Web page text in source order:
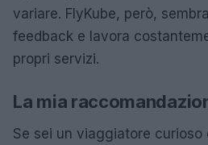
variare. FlyKube, però,
feedback e lavora
propri servizi.
La mia
Se sei un viaggiatore curioso